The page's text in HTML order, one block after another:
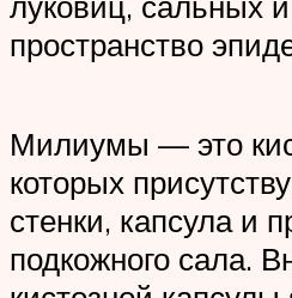
пространство
Милиумы — это
которых
стенки, капсула и
подкожного сала.